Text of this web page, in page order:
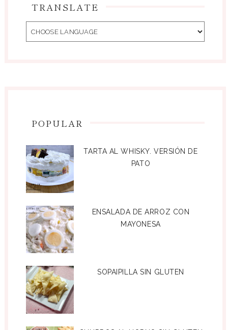
TRANSLATE
POPULAR
TARTA AL WHISKY. VERSIÓN DE
PATO
ENSALADA DE ARROZ CON
MAYONESA
SOPAIPILLA SIN GLUTEN